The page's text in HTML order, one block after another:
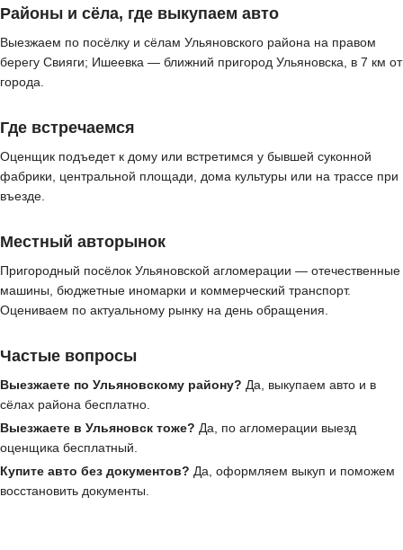
Районы и сёла, где выкупаем авто
Выезжаем по посёлку и сёлам Ульяновского района на правом
берегу Свияги; Ишеевка — ближний пригород Ульяновска, в 7 км от
города.
Где встречаемся
Оценщик подъедет к дому или встретимся у бывшей суконной
фабрики, центральной площади, дома культуры или на трассе при
въезде.
Местный авторынок
Пригородный посёлок Ульяновской агломерации — отечественные
машины, бюджетные иномарки и коммерческий транспорт.
Оцениваем по актуальному рынку на день обращения.
Частые вопросы
Выезжаете по Ульяновскому району? Да, выкупаем авто и в
сёлах района бесплатно.
Выезжаете в Ульяновск тоже? Да, по агломерации выезд
оценщика бесплатный.
Купите авто без документов? Да, оформляем выкуп и поможем
восстановить документы.